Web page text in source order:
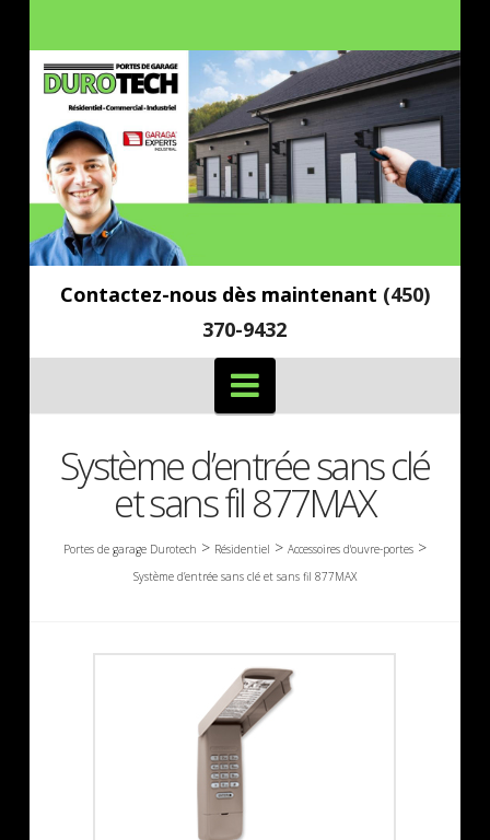
Contactez-nous dès maintenant (450)
370-9432
Navigation
Système d’entrée sans clé
et sans fil 877MAX
Portes de garage Durotech > Résidentiel > Accessoires d'ouvre-portes>
Système d’entrée sans clé et sans fil 877MAX